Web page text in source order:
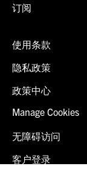
订阅
使用条款
隐私政策
政策中心
Manage Cookies
无障碍访问
客户登录